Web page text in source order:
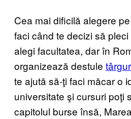
Cea mai dificilă alegere
faci când te decizi să
alegi facultatea, dar în
organizează destule
te ajută să-ţi faci măcar o
universitate şi cursuri poţi
capitolul burse însă,